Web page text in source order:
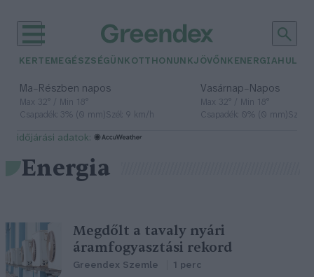
KERTEM EGÉSZSÉGÜNK OTTHONUNKJÖVŐNK ENERGIA
Ma– Részben napos
Max 32° / Min 18°
Csapadék: 3% (0 mm)Szél: 9 km/h
Vasárnap– Napos
Max 32° / Min 18°
Csapadék: 0% (0 mm)Szél:
időjárási adatok:
Energia
Megdőlt a tavaly nyári
áramfogyasztási rekord
Greendex Szemle 1 perc